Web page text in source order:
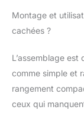
Montage et
cachées ?
L’assemblage
comme simple et
rangement
ceux qui